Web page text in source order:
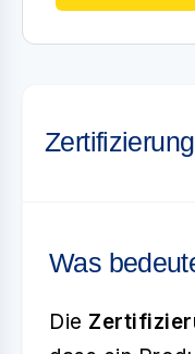
Zertifizierung
Was
Die